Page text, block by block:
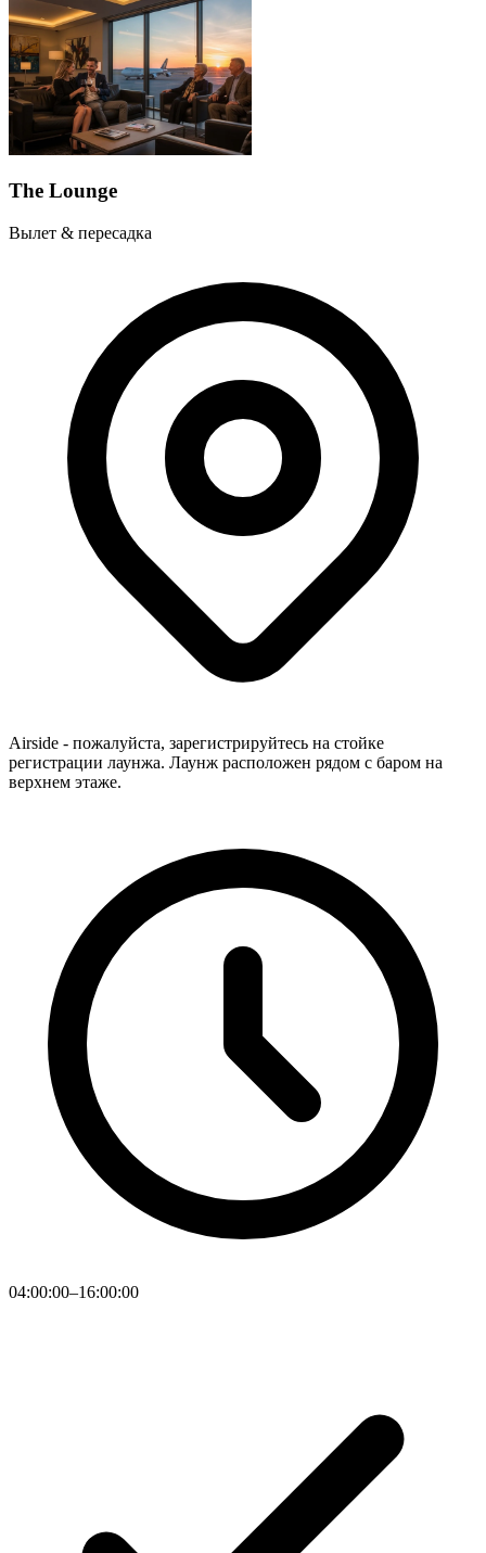
The Lounge
Вылет & пересадка
Airside - пожалуйста, зарегистрируйтесь на стойке
регистрации лаунжа. Лаунж расположен рядом с баром на
верхнем этаже.
04:00:00–16:00:00